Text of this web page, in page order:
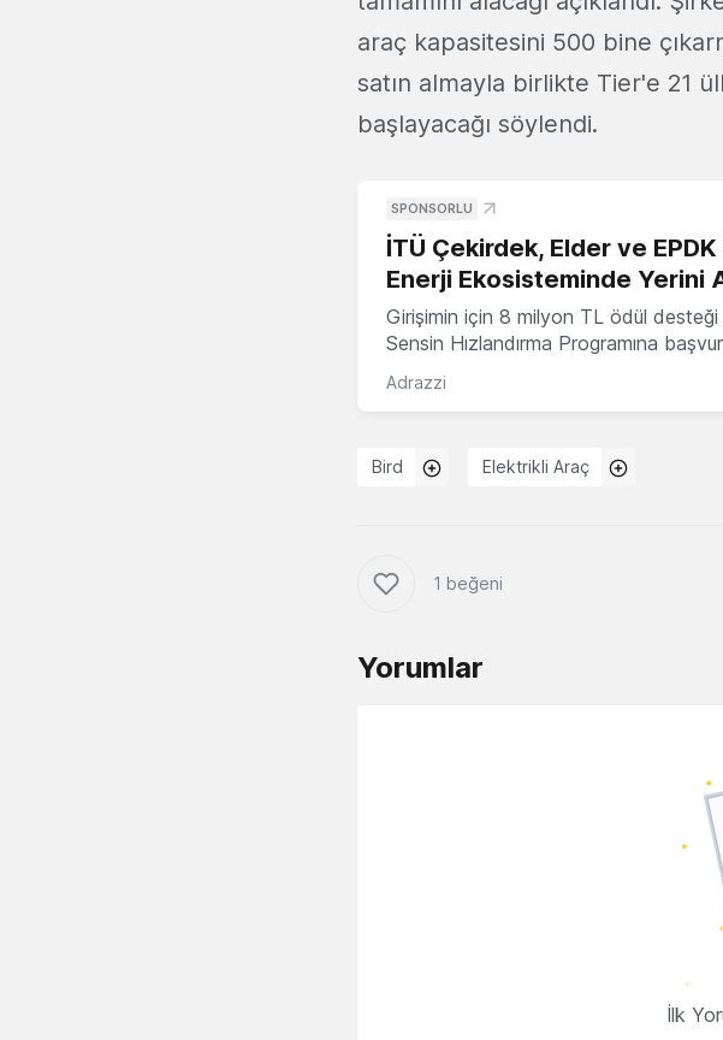
araç kapasitesini 500 bine
satın almayla birlikte Tier'e 21
başlayacağı söylendi.
SPONSORLU
İTÜ Çekirdek, Elder ve
Enerji Ekosisteminde Yerini
Girişimin için 8 milyon TL ödül desteği
Sensin Hızlandırma Programına başvur
Adrazzi
Bird Elektrikli Araç
1 beğeni
Yorumlar
İlk